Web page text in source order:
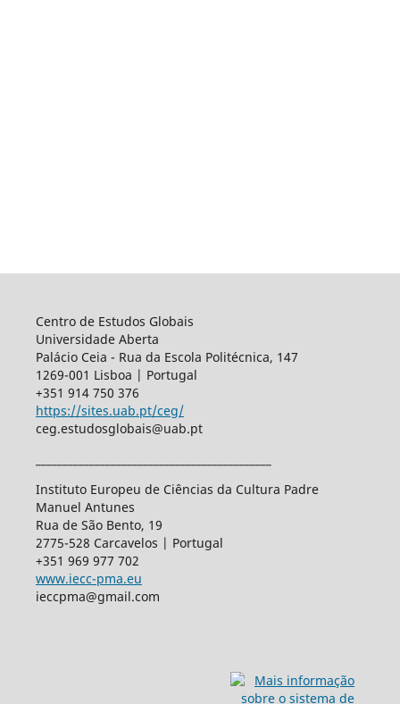
Centro de Estudos Globais
Universidade Aberta
Palácio Ceia - Rua da Escola Politécnica, 147
1269-001 Lisboa | Portugal
+351 914 750 376
https://sites.uab.pt/ceg/
ceg.estudosglobais@uab.pt
Instituto Europeu de Ciências da Cultura Padre
Manuel Antunes
Rua de São Bento, 19
2775-528 Carcavelos | Portugal
+351 969 977 702
www.iecc-pma.eu
ieccpma@gmail.com